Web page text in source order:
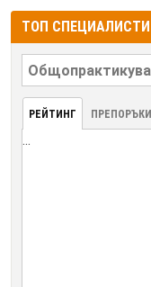
ТОП СПЕЦИАЛИСТИ
РЕЙТИНГ ПРЕПОРЪКИ
...